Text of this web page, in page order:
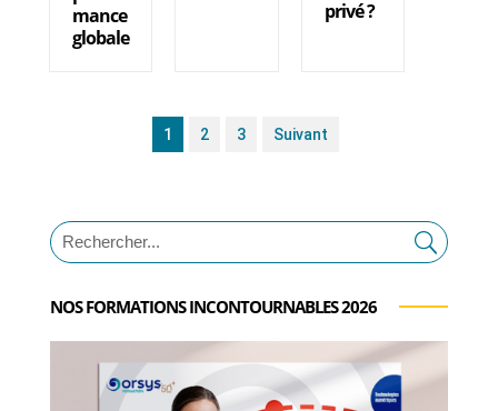
mance
globale
privé ?
1 2 3 Suivant
NOS FORMATIONS INCONTOURNABLES 2026